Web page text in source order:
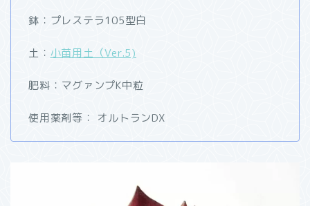
鉢：プレステラ105型白
土： 小苗用土（Ver.5)
肥料：マグァンプK中粒
使用薬剤等： オルトランDX